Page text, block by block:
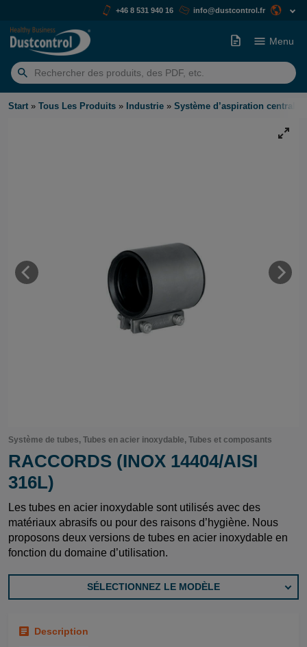
+46 8 531 940 16 info@dustcontrol.fr
Rechercher:
Menu
Start » Tous Les Produits » Industrie » Système d’aspiration centralisé
Système de tubes, Tubes en acier inoxydable, Tubes et composants
RACCORDS (INOX 14404/AISI
316L)
Les tubes en acier inoxydable sont utilisés avec des
matériaux abrasifs ou pour des raisons d’hygiène. Nous
proposons deux versions de tubes en acier inoxydable en
fonction du domaine d’utilisation.
SÉLECTIONNEZ LE MODÈLE
Description